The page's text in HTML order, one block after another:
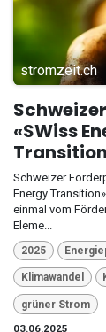
stromzeit.ch
«SWiss
Schweizer
Energy
einmal vom
Eleme...
2025
Klimawandel
grüner Strom
03.06.2025